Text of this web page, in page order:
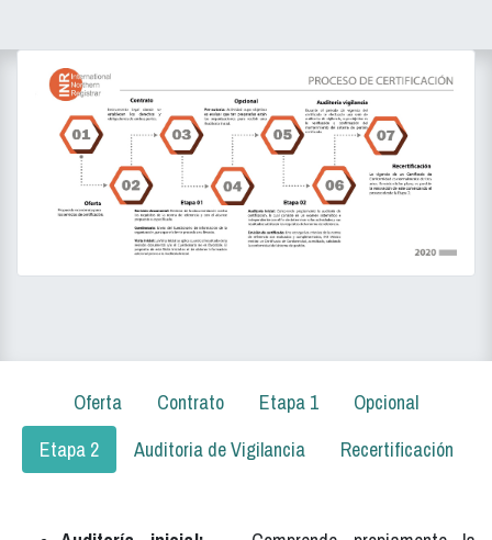
Oferta Contrato Etapa 1
Opcional
Etapa 2
Auditoria de Vigilancia Recertificación